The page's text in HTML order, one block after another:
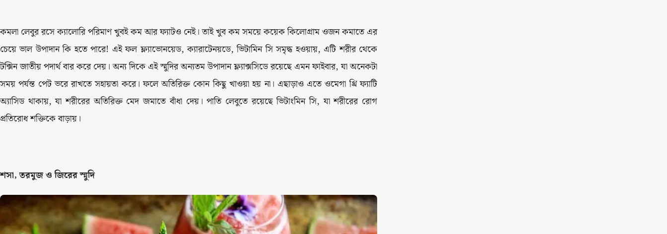
কমলা লেবুর রসে ক্যালোরি পরিমাণ খুবই কম আর ফ্যাটও নেই। তাই খুব কম সময়ে কয়েক কিলোগ্রাম ওজন কমাতে এর
চেয়ে ভাল উপাদান কি হতে পারে! এই ফল ফ্ল্যাভোনয়েড, ক্যারাটেনয়ডে, ভিটামিন সি সমৃদ্ধ হওয়ায়, এটি শরীর থেকে
টক্সিন জাতীয় পদার্থ বার করে দেয়। অন্য দিকে এই স্মুদির অন্যতম উপাদান ফ্ল্যাক্সসিডে রয়েছে এমন ফাইবার, যা অনেকটা
সময় পর্যন্ত পেট ভরে রাখতে সহায়তা করে। ফলে অতিরিক্ত কোন কিছু খাওয়া হয় না। এছাড়াও এতে ওমেগা থ্রি ফ্যাটি
অ্যাসিড থাকায়, যা শরীরের অতিরিক্ত মেদ জমাতে বাঁধা দেয়। পাতি লেবুতে রয়েছে ভিটাংমিন সি, যা শরীরের রোগ
প্রতিরোধ শক্তিকে বাড়ায়।
শসা, তরমুজ ও জিরের স্মুদি